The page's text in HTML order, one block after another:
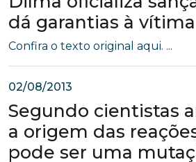
dá garantias à
Confira o texto original aqui. ...
02/08/2013
Segundo cientistas
a origem das
pode ser uma